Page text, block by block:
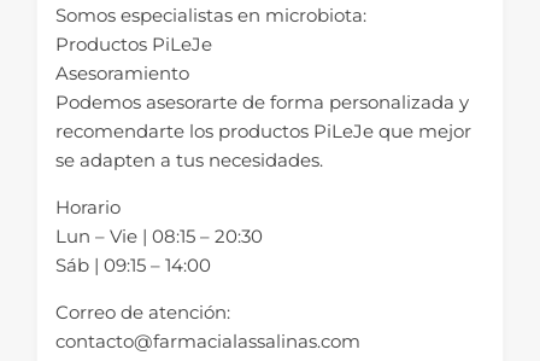
Somos especialistas en microbiota:
Productos PiLeJe
Asesoramiento
Podemos asesorarte de forma personalizada y
recomendarte los productos PiLeJe que mejor
se adapten a tus necesidades.
Horario
Lun – Vie | 08:15 – 20:30
Sáb | 09:15 – 14:00
Correo de atención:
contacto@farmacialassalinas.com